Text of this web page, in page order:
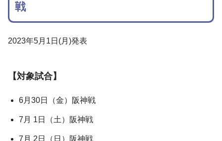
戦
2023年5月1日(月)発表
【対象試合】
6月30日（金）阪神戦
7月 1日（土）阪神戦
7月 2日（日）阪神戦